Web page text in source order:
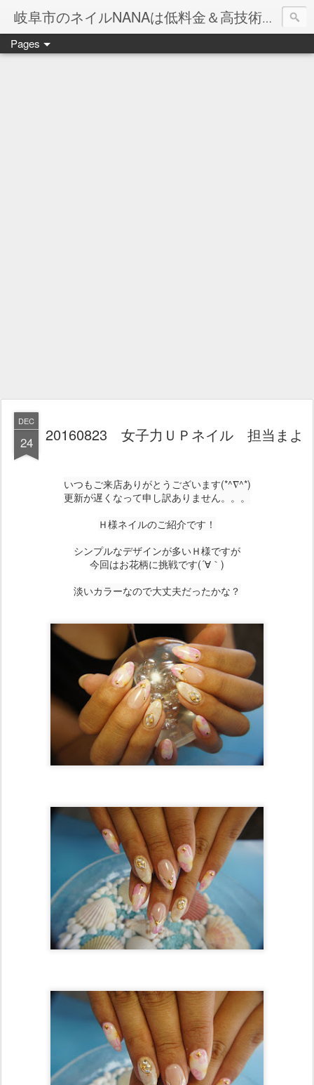
岐阜市のネイルNANAは低料金＆高技術のお店
ネイル岐阜市NANAです♪♪
Pages
DEC
24 20160823 女子力ＵＰネイル 担当まよ
いつもご来店ありがとうございます(*^∇^*)
更新が遅くなって申し訳ありません。。。
Ｈ様ネイルのご紹介です！
シンプルなデザインが多いＨ様ですが
今回はお花柄に挑戦です(´∀｀)
淡いカラーなので大丈夫だったかな？